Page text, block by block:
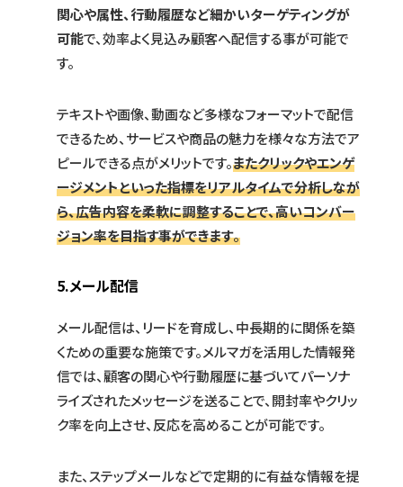
関心や属性、行動履歴など細かいターゲティングが
可能で、効率よく見込み顧客へ配信する事が可能で
す。
テキストや画像、動画など多様なフォーマットで配信
できるため、サービスや商品の魅力を様々な方法でア
ピールできる点がメリットです。またクリックやエンゲ
ージメントといった指標をリアルタイムで分析しなが
ら、広告内容を柔軟に調整することで、高いコンバー
ジョン率を目指す事ができます。
5.メール配信
メール配信は、リードを育成し、中長期的に関係を築
くための重要な施策です。メルマガを活用した情報発
信では、顧客の関心や行動履歴に基づいてパーソナ
ライズされたメッセージを送ることで、開封率やクリッ
ク率を向上させ、反応を高めることが可能です。
また、ステップメールなどで定期的に有益な情報を提